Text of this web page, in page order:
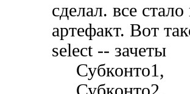
сделал. все
артефакт. Вот
select -- зачеты
Субконто1,